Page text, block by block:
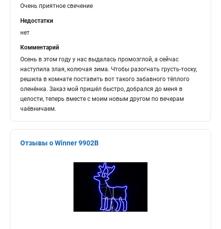
Очень приятное свечение
Недостатки
нет
Комментарий
Осень в этом году у нас выдалась промозглой, а сейчас
наступила злая, колючая зима. Чтобы разогнать грусть-тоску,
решила в комнате поставить вот такого забавного тёплого
оленёнка. Заказ мой пришёл быстро, добрался до меня в
целости, теперь вместе с моим новым другом по вечерам
чаёвничаем.
Отзывы о Winner 9902B